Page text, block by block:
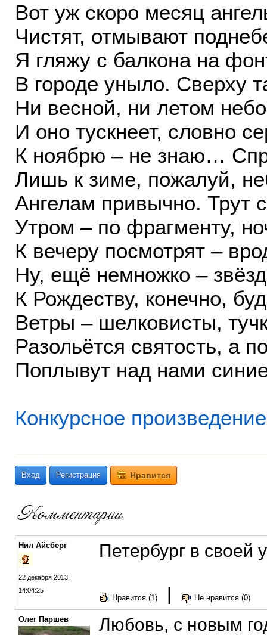
Вот уж скоро месяц
Чистят, отмывают
Я гляжу с балкона на
В городе уныло. Сверху
Ни весной, ни летом
И оно тускнеет, словно
К ноябрю – не знаю…
Лишь к зиме, пожалуй,
Ангелам привычно. Трут
Утром – по фрагменту,
К вечеру посмотрят –
Ну, ещё немножко –
К Рождеству, конечно,
Ветры – шелковисты,
Разольётся святость, а
Поплывут над нами
Конкурсное
Вход Регистрация Нравится
Нил Айсберг
22 декабря 2013,
14:04:25
Петербург в своей
Нравится (1) | Не нравится (0)
Олег Паршев
Любовь, с новым